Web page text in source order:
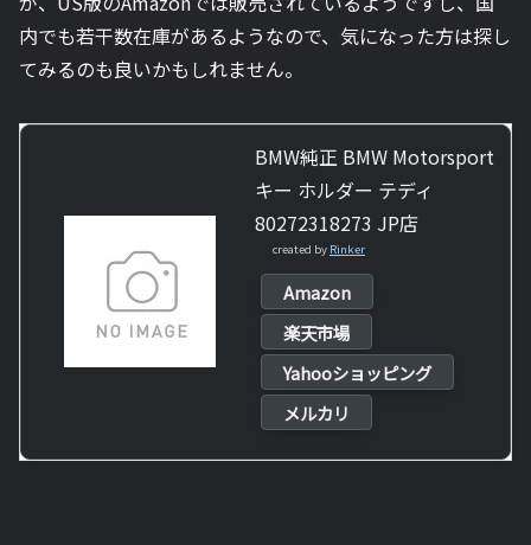
内でも若干数在庫があるようなので、気になった方は探し
てみるのも良いかもしれません。
BMW純正 BMW Motorsport
キー ホルダー テディ
80272318273 JP店
created by Rinker
Amazon
楽天市場
Yahooショッピング
メルカリ